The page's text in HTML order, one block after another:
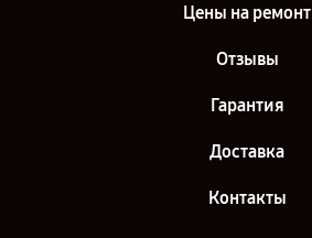
Цены на ремонт
Отзывы
Гарантия
Доставка
Контакты